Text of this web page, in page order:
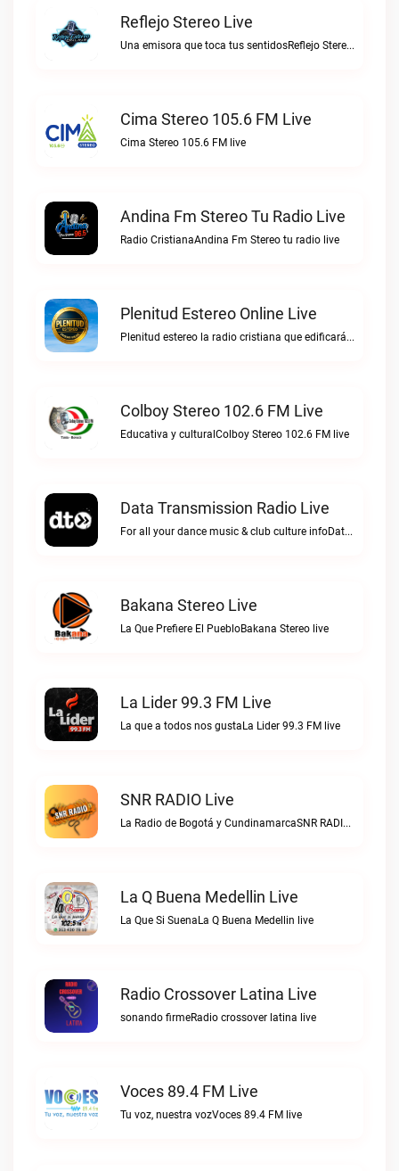
Reflejo Stereo Live
Una emisora que toca tus sentidosReflejo Stereo live
Cima Stereo 105.6 FM Live
Cima Stereo 105.6 FM live
Andina Fm Stereo Tu Radio Live
Radio CristianaAndina Fm Stereo tu radio live
Plenitud Estereo Online Live
Plenitud estereo la radio cristiana que edificará tu vida.Plenitud Estereo Online live
Colboy Stereo 102.6 FM Live
Educativa y culturalColboy Stereo 102.6 FM live
Data Transmission Radio Live
For all your dance music & club culture infoData Transmission Radio live
Bakana Stereo Live
La Que Prefiere El PuebloBakana Stereo live
La Lider 99.3 FM Live
La que a todos nos gustaLa Lider 99.3 FM live
SNR RADIO Live
La Radio de Bogotá y CundinamarcaSNR RADIO live
La Q Buena Medellin Live
La Que Si SuenaLa Q Buena Medellin live
Radio Crossover Latina Live
sonando firmeRadio crossover latina live
Voces 89.4 FM Live
Tu voz, nuestra vozVoces 89.4 FM live